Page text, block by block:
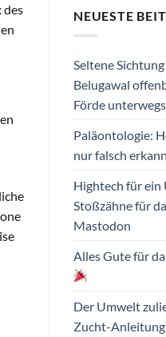
des
NEUESTE
Seltene
Belugawal
Förde unterwegs
Paläontologie:
nur falsch
Hightech für ein
Stoßzähne für
Mastodon
Alles Gute für
Der Umwelt
Zucht-